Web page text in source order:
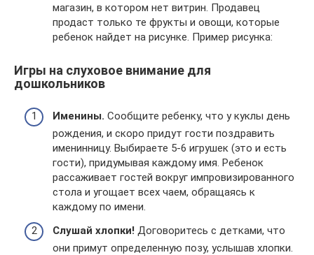
магазин, в котором нет витрин. Продавец
продаст только те фрукты и овощи, которые
ребенок найдет на рисунке. Пример рисунка:
Игры на слуховое внимание для
дошкольников
Именины. Сообщите ребенку, что у куклы день
рождения, и скоро придут гости поздравить
именинницу. Выбираете 5-6 игрушек (это и есть
гости), придумывая каждому имя. Ребенок
рассаживает гостей вокруг импровизированного
стола и угощает всех чаем, обращаясь к
каждому по имени.
Слушай хлопки! Договоритесь с детками, что
они примут определенную позу, услышав хлопки.